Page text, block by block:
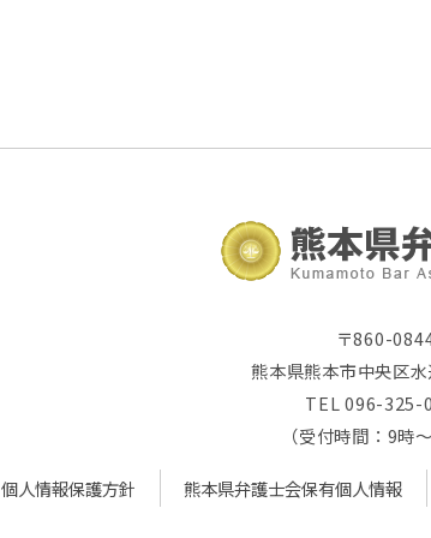
〒860-
熊本県熊本市中央区
TEL 096-325-
（受付時間：9時
個人情報保護方針 熊本県弁護士会保有個人情報